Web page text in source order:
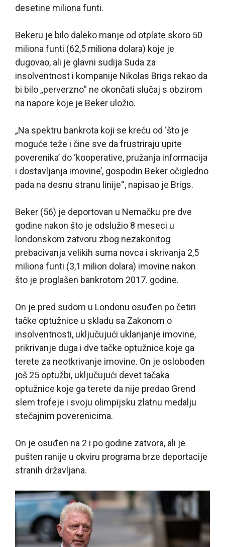
desetine miliona funti.
Bekeru je bilo daleko manje od otplate skoro 50
miliona funti (62,5 miliona dolara) koje je
dugovao, ali je glavni sudija Suda za
insolventnost i kompanije Nikolas Brigs rekao da
bi bilo „perverzno“ ne okončati slučaj s obzirom
na napore koje je Beker uložio.
„Na spektru bankrota koji se kreću od ‘što je
moguće teže i čine sve da frustriraju upite
poverenika’ do ‘kooperative, pružanja informacija
i dostavljanja imovine’, gospodin Beker očigledno
pada na desnu stranu linije“, napisao je Brigs.
Beker (56) je deportovan u Nemačku pre dve
godine nakon što je odslužio 8 meseci u
londonskom zatvoru zbog nezakonitog
prebacivanja velikih suma novca i skrivanja 2,5
miliona funti (3,1 milion dolara) imovine nakon
što je proglašen bankrotom 2017. godine.
On je pred sudom u Londonu osuđen po četiri
tačke optužnice u skladu sa Zakonom o
insolventnosti, uključujući uklanjanje imovine,
prikrivanje duga i dve tačke optužnice koje ga
terete za neotkrivanje imovine. On je oslobođen
još 25 optužbi, uključujući devet tačaka
optužnice koje ga terete da nije predao Grend
slem trofeje i svoju olimpijsku zlatnu medalju
stečajnim poverenicima.
On je osuđen na 2 i po godine zatvora, ali je
pušten ranije u okviru programa brze deportacije
stranih državljana.